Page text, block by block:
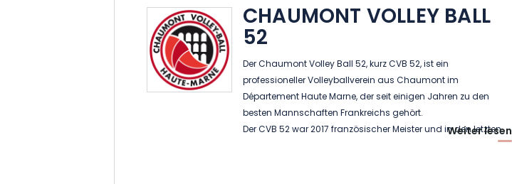
CHAUMONT VOLLEY BALL
52
Der Chaumont Volley Ball 52, kurz CVB 52, ist ein
professioneller Volleyballverein aus Chaumont im
Département Haute Marne, der seit einigen Jahren zu den
besten Mannschaften Frankreichs gehört.
Der CVB 52 war 2017 französischer Meister und in den letzten
drei Spielzeiten Finalist. Auch auf europäischer Ebene konnte
Weiter lesen